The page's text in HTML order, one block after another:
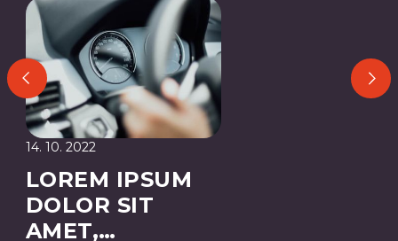
14. 10. 2022
LOREM IPSUM
DOLOR SIT
AMET,